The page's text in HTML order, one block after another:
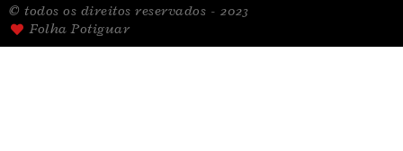
© todos os direitos reservados - 2023
Folha Potiguar